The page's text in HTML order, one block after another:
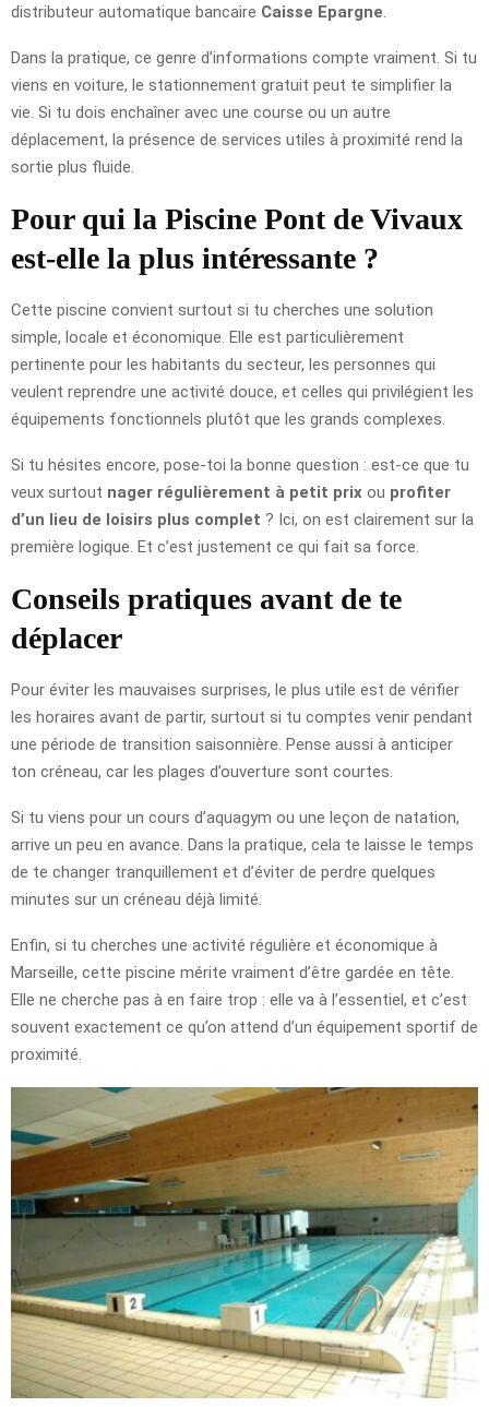
distributeur automatique bancaire Caisse Epargne
Dans la pratique, ce genre d’informations compte vraiment. Si tu
viens en voiture, le stationnement gratuit peut te simplifier la
vie. Si tu dois enchaîner avec une course ou un autre
déplacement, la présence de services utiles à proximité rend la
sortie plus fluide.
Pour qui la Piscine Pont de Vivaux
est-elle la plus intéressante ?
Cette piscine convient surtout si tu cherches une solution
simple, locale et économique. Elle est particulièrement
pertinente pour les habitants du secteur, les personnes qui
veulent reprendre une activité douce, et celles qui privilégient les
équipements fonctionnels plutôt que les grands complexes.
Si tu hésites encore, pose-toi la bonne question : est-ce que tu
veux surtout nager régulièrement à petit prix ou profiter
d’un lieu de loisirs plus complet ? Ici, on est clairement sur la
première logique. Et c’est justement ce qui fait sa force.
Conseils pratiques avant de te
déplacer
Pour éviter les mauvaises surprises, le plus utile est de vérifier
les horaires avant de partir, surtout si tu comptes venir pendant
une période de transition saisonnière. Pense aussi à anticiper
ton créneau, car les plages d’ouverture sont courtes.
Si tu viens pour un cours d’aquagym ou une leçon de natation,
arrive un peu en avance. Dans la pratique, cela te laisse le temps
de te changer tranquillement et d’éviter de perdre quelques
minutes sur un créneau déjà limité.
Enfin, si tu cherches une activité régulière et économique à
Marseille, cette piscine mérite vraiment d’être gardée en tête.
Elle ne cherche pas à en faire trop : elle va à l’essentiel, et c’est
souvent exactement ce qu’on attend d’un équipement sportif de
proximité.